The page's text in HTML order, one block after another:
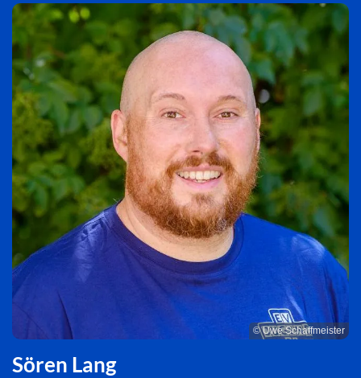
© Uwe Schaffmeister
Sören Lang